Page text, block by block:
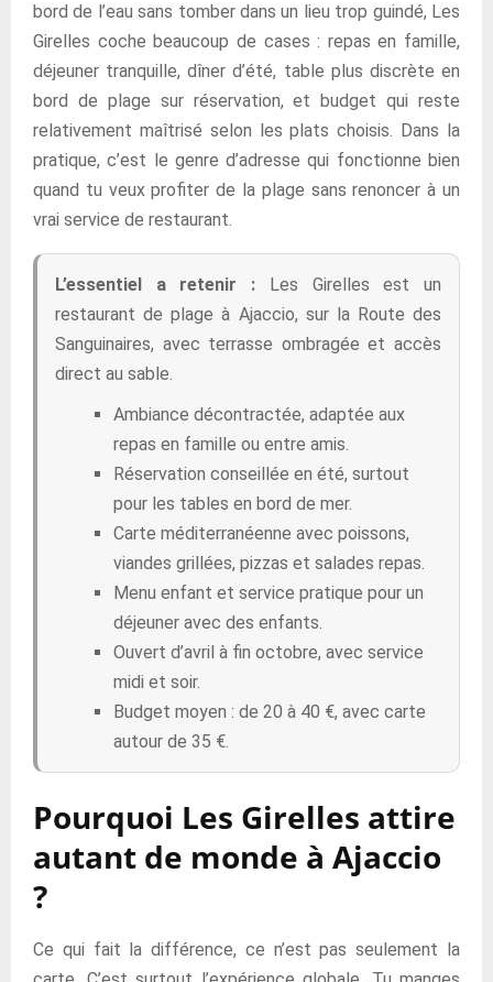
bord de l’eau sans tomber dans un lieu trop guindé, Les
Girelles coche beaucoup de cases : repas en famille,
déjeuner tranquille, dîner d’été, table plus discrète en
bord de plage sur réservation, et budget qui reste
relativement maîtrisé selon les plats choisis. Dans la
pratique, c’est le genre d’adresse qui fonctionne bien
quand tu veux profiter de la plage sans renoncer à un
vrai service de restaurant.
L’essentiel a retenir : Les Girelles est un
restaurant de plage à Ajaccio, sur la Route des
Sanguinaires, avec terrasse ombragée et accès
direct au sable.
Ambiance décontractée, adaptée aux
repas en famille ou entre amis.
Réservation conseillée en été, surtout
pour les tables en bord de mer.
Carte méditerranéenne avec poissons,
viandes grillées, pizzas et salades repas.
Menu enfant et service pratique pour un
déjeuner avec des enfants.
Ouvert d’avril à fin octobre, avec service
midi et soir.
Budget moyen : de 20 à 40 €, avec carte
autour de 35 €.
Pourquoi Les Girelles attire
autant de monde à Ajaccio
?
Ce qui fait la différence, ce n’est pas seulement la